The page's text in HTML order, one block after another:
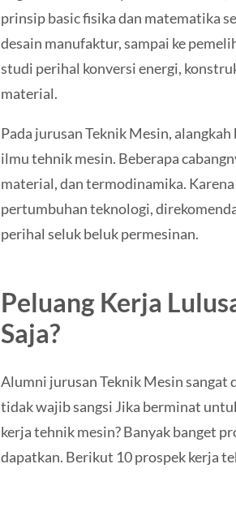
prinsip basic fisika dan matematika
desain manufaktur, sampai ke
studi perihal konversi energi,
material.
Pada jurusan Teknik Mesin,
ilmu tehnik mesin. Beberapa
material, dan termodinamika.
pertumbuhan teknologi,
perihal seluk beluk permesinan.
Peluang Kerja
Saja?
Alumni jurusan Teknik Mesin sangat
tidak wajib sangsi Jika berminat
kerja tehnik mesin? Banyak banget
dapatkan. Berikut 10 prospek kerja